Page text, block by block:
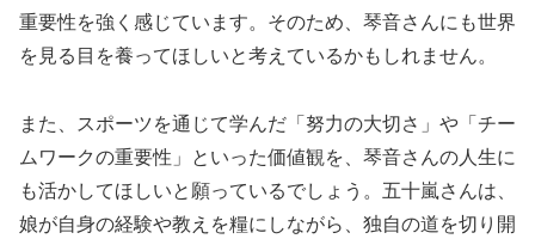
重要性を強く感じています。そのため、琴音さんにも世界
を見る目を養ってほしいと考えているかもしれません。
また、スポーツを通じて学んだ「努力の大切さ」や「チー
ムワークの重要性」といった価値観を、琴音さんの人生に
も活かしてほしいと願っているでしょう。五十嵐さんは、
娘が自身の経験や教えを糧にしながら、独自の道を切り開